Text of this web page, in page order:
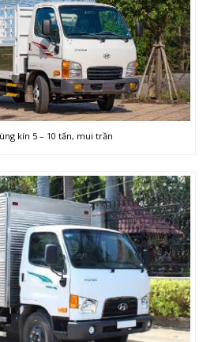
kín 5 – 10 tấn, mui trần